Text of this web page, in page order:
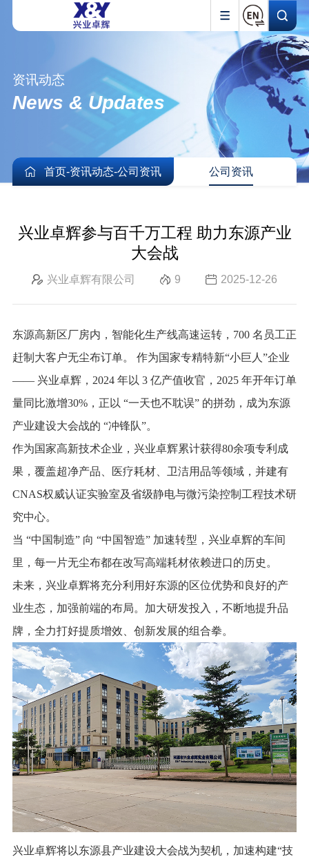
资讯动态
News & Updates
首页-资讯动态-公司资讯 公司资讯
兴业卓辉参与百千万工程 助力东源产业
大会战
兴业卓辉有限公司 9 2025-12-26
东源高新区厂房内，智能化生产线高速运转，700 名员工正
赶制大客户无尘布订单。 作为国家专精特新“小巨人”企业
—— 兴业卓辉，2024 年以 3 亿产值收官，2025 年开年订单
量同比激增30%，正以 “一天也不耽误” 的拼劲，成为东源
产业建设大会战的 “冲锋队”。
作为国家高新技术企业，兴业卓辉累计获得80余项专利成
果，覆盖超净产品、医疗耗材、卫洁用品等领域，并建有
CNAS权威认证实验室及省级静电与微污染控制工程技术研
究中心。
当 “中国制造” 向 “中国智造” 加速转型，兴业卓辉的车间
里，每一片无尘布都在改写高端耗材依赖进口的历史。
未来，兴业卓辉将充分利用好东源的区位优势和良好的产
业生态，加强前端的布局。加大研发投入，不断地提升品
牌，全力打好提质增效、创新发展的组合拳。
兴业卓辉将以东源县产业建设大会战为契机，加速构建“技